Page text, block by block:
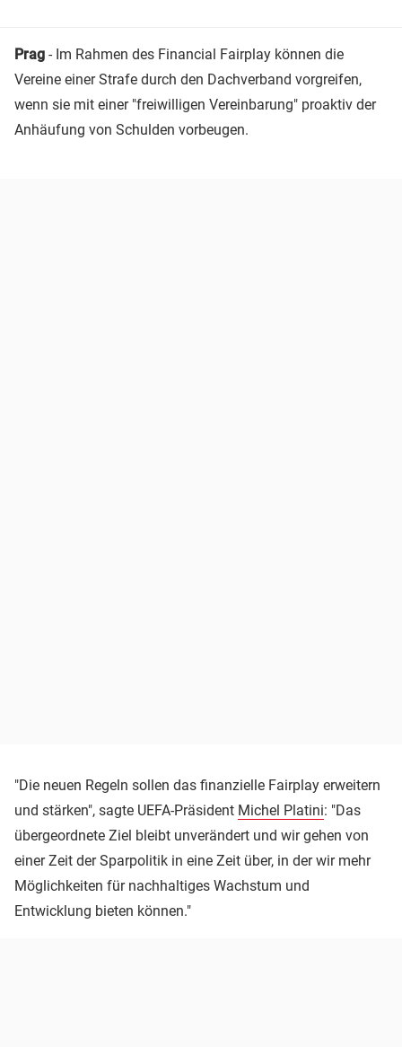
Prag - Im Rahmen des Financial Fairplay können die
Vereine einer Strafe durch den Dachverband vorgreifen,
wenn sie mit einer "freiwilligen Vereinbarung" proaktiv der
Anhäufung von Schulden vorbeugen.
"Die neuen Regeln sollen das finanzielle Fairplay erweitern
und stärken", sagte UEFA-Präsident Michel Platini: "Das
übergeordnete Ziel bleibt unverändert und wir gehen von
einer Zeit der Sparpolitik in eine Zeit über, in der wir mehr
Möglichkeiten für nachhaltiges Wachstum und
Entwicklung bieten können."